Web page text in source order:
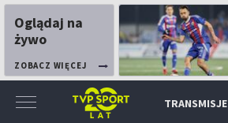
Oglądaj na
żywo
ZOBACZ WIĘCEJ
TRANSMISJE